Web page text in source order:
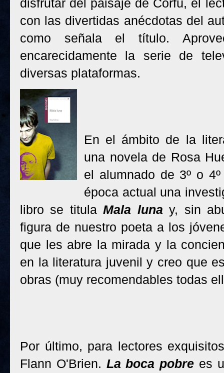
disfrutar del paisaje de Corfú, el
con las divertidas anécdotas del
como señala el título.
encarecidamente la serie de
diversas plataformas.
En el ámbito de la
una novela de Rosa
el alumnado de 3º o
época actual una
libro se titulaMala lunay, sin
figura de nuestro poeta a los
que les abre la mirada y la
en la literatura juvenil y creo que
obras (muy recomendables todas
Por último, para lectores
Flann O'Brien. La boca pobre es